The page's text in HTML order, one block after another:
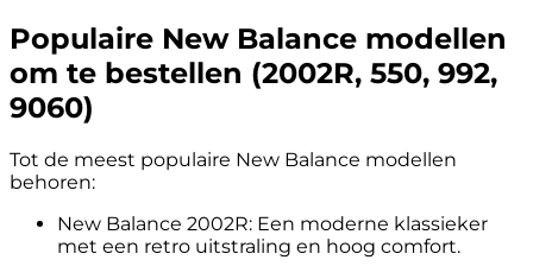
Populaire New Balance modellen
om te bestellen (2002R, 550, 992,
9060)
Tot de meest populaire New Balance modellen
behoren:
New Balance 2002R: Een moderne klassieker
met een retro uitstraling en hoog comfort.